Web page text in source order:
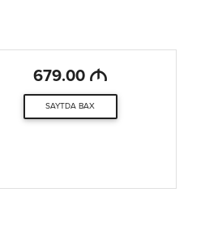
679.00 M
SAYTDA BAX